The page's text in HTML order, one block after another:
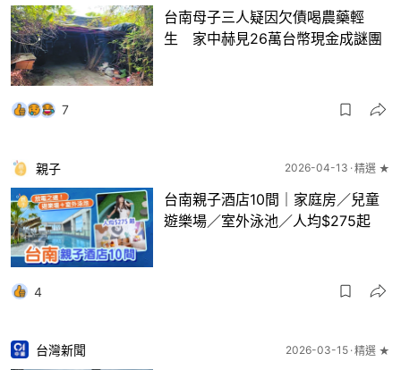
台南母子三人疑因欠債喝農藥輕
生 家中赫見26萬台幣現金成謎團
7
親子 2026-04-13 精選 ★
台南親子酒店10間｜家庭房／兒童
遊樂場／室外泳池／人均$275起
4
台灣新聞 2026-03-15 精選 ★